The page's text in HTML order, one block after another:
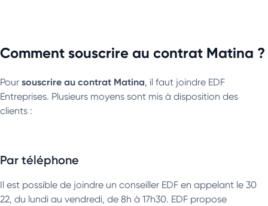
Comment souscrire au contrat Matina ?
Pour souscrire au contrat Matina, il faut joindre EDF
Entreprises. Plusieurs moyens sont mis à disposition des
clients :
Par téléphone
Il est possible de joindre un conseiller EDF en appelant le 30
22, du lundi au vendredi, de 8h à 17h30. EDF propose